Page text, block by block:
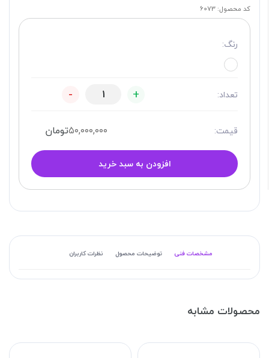
کد محصول: 6073
رنگ:
تعداد: +
-
قیمت: ۵۰,۰۰۰,۰۰۰تومان
افزودن به سبد خرید
مشخصات فنی توضیحات محصول نظرات کاربران
محصولات مشابه